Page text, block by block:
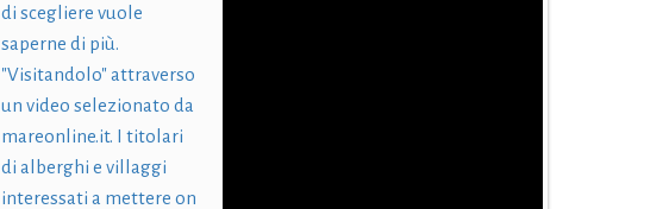
di scegliere vuole
saperne di più.
"Visitandolo" attraverso
un video selezionato da
mareonline.it. I titolari
di alberghi e villaggi
interessati a mettere on